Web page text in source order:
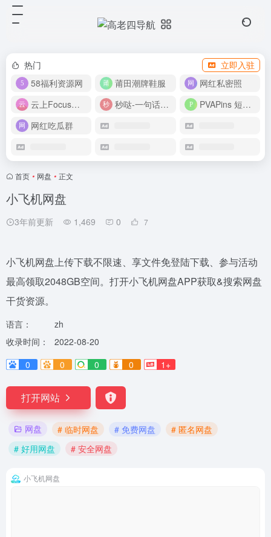
热门
立即入驻
58福利资源网
莆田潮牌鞋服
网红私密照
云上Focus接码平台
秒哒-一句话做应用
PVAPins 短信接码平台
网红吃瓜群
首页 • 网盘 • 正文
小飞机网盘
3年前更新 1,469 0 7
小飞机网盘上传下载不限速、享文件免登陆下载、参与活动
最高领取2048GB空间。打开小飞机网盘APP获取&搜索网盘
干货资源。
语言：
zh
收录时间：
2022-08-20
0
0 0 0 1+
打开网站
网盘 # 临时网盘 # 免费网盘
# 匿名网盘
# 好用网盘
# 安全网盘
小飞机网盘